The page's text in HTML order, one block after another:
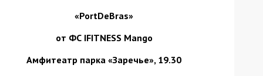
«PortDeBras»
от ФС IFITNESS Mango
Амфитеатр парка «Заречье», 19.30